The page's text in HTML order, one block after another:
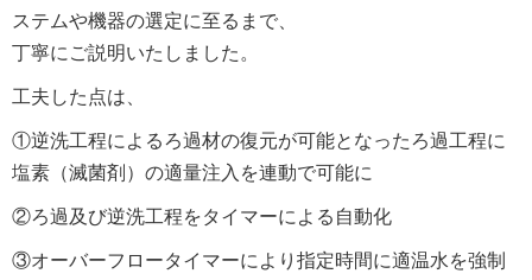
ステムや機器の選定に至るまで、
丁寧にご説明いたしました。
工夫した点は、
①逆洗工程によるろ過材の復元が可能となったろ過工程に
塩素（滅菌剤）の適量注入を連動で可能に
②ろ過及び逆洗工程をタイマーによる自動化
③オーバーフロータイマーにより指定時間に適温水を強制